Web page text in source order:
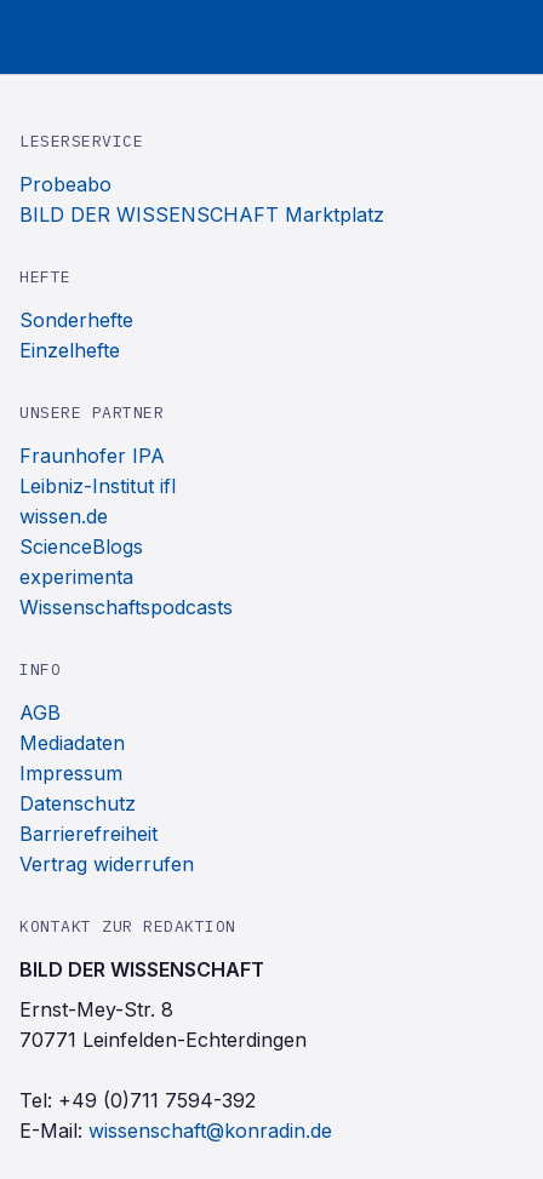
LESERSERVICE
Probeabo
BILD DER WISSENSCHAFT Marktplatz
HEFTE
Sonderhefte
Einzelhefte
UNSERE PARTNER
Fraunhofer IPA
Leibniz-Institut ifl
wissen.de
ScienceBlogs
experimenta
Wissenschaftspodcasts
INFO
AGB
Mediadaten
Impressum
Datenschutz
Barrierefreiheit
Vertrag widerrufen
KONTAKT ZUR REDAKTION
BILD DER WISSENSCHAFT
Ernst-Mey-Str. 8
70771 Leinfelden-Echterdingen
Tel: +49 (0)711 7594-392
E-Mail: wissenschaft@konradin.de